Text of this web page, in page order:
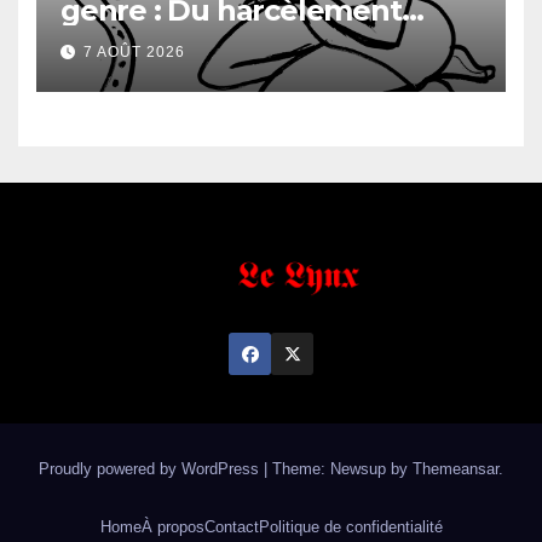
genre : Du harcèlement
sexuel
7 AOÛT 2026
Proudly powered by WordPress Theme: Newsup by Themeansar.
HomeÀ proposContactPolitique de confidentialité